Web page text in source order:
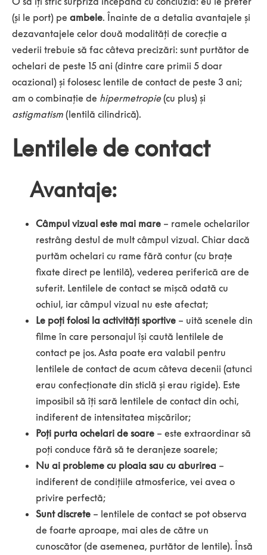
(și le port) pe ambele. Înainte de a detalia avantajele și
dezavantajele celor două modalități de corecție a
vederii trebuie să fac câteva precizări: sunt purtător de
ochelari de peste 15 ani (dintre care primii 5 doar
ocazional) și folosesc lentile de contact de peste 3 ani;
am o combinație de hipermetropie (cu plus) și
astigmatism (lentilă cilindrică).
Lentilele de contact
Avantaje:
Câmpul vizual este mai mare – ramele ochelarilor
restrâng destul de mult câmpul vizual. Chiar dacă
purtăm ochelari cu rame fără contur (cu brațe
fixate direct pe lentilă), vederea periferică are de
suferit. Lentilele de contact se mișcă odată cu
ochiul, iar câmpul vizual nu este afectat;
Le poți folosi la activități sportive – uită scenele din
filme în care personajul își caută lentilele de
contact pe jos. Asta poate era valabil pentru
lentilele de contact de acum câteva decenii (atunci
erau confecționate din sticlă și erau rigide). Este
imposibil să îți sară lentilele de contact din ochi,
indiferent de intensitatea mișcărilor;
Poți purta ochelari de soare – este extraordinar să
poți conduce fără să te deranjeze soarele;
Nu ai probleme cu ploaia sau cu aburirea –
indiferent de condițiile atmosferice, vei avea o
privire perfectă;
Sunt discrete – lentilele de contact se pot observa
de foarte aproape, mai ales de către un
cunoscător (de asemenea, purtător de lentile). Însă